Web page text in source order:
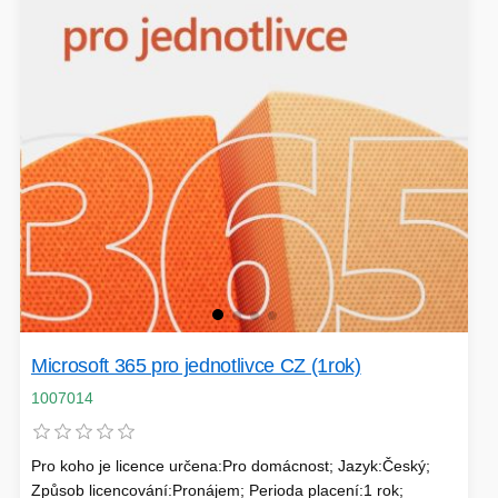
HERNÍ MYŠI
HERNÍ KLÁVESNICE
ROZŠIŘUJÍCÍ KARTY
PAMĚTI RAM
BACKUP SERVER
POUKAZY
PROJEKTORY
OSVĚTLENÍ
DEKORACE
PATCH PANELY
ROBOTY - MIXÉRY
Microsoft 365 pro jednotlivce CZ (1rok)
1007014
Pro koho je licence určena:Pro domácnost; Jazyk:Český;
Způsob licencování:Pronájem; Perioda placení:1 rok;